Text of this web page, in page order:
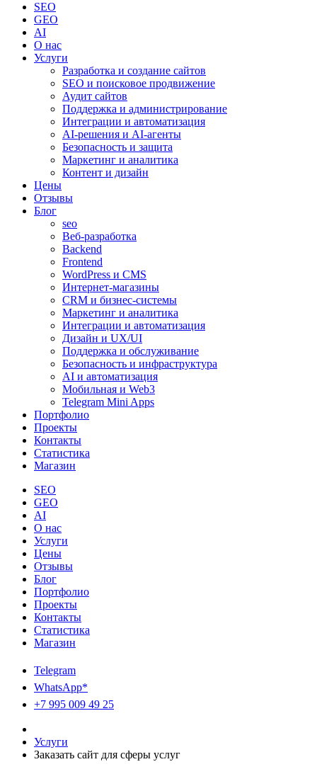
SEO
GEO
AI
О нас
Услуги
Разработка и создание сайтов
SEO и поисковое продвижение
Аудит сайтов
Поддержка и администрирование
Интеграции и автоматизация
AI-решения и AI-агенты
Безопасность и защита
Маркетинг и аналитика
Контент и дизайн
Цены
Отзывы
Блог
seo
Веб-разработка
Backend
Frontend
WordPress и CMS
Интернет-магазины
CRM и бизнес-системы
Маркетинг и аналитика
Интеграции и автоматизация
Дизайн и UX/UI
Поддержка и обслуживание
Безопасность и инфраструктура
AI и автоматизация
Мобильная и Web3
Telegram Mini Apps
Портфолио
Проекты
Контакты
Статистика
Магазин
SEO
GEO
AI
О нас
Услуги
Цены
Отзывы
Блог
Портфолио
Проекты
Контакты
Статистика
Магазин
Telegram
WhatsApp*
+7 995 009 49 25
Услуги
Заказать сайт для сферы услуг